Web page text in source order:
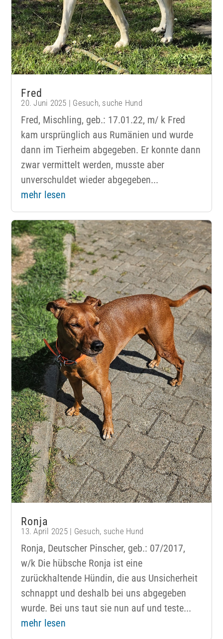
Fred
20. Juni 2025 | Gesuch, suche Hund
Fred, Mischling, geb.: 17.01.22, m/ k Fred
kam ursprünglich aus Rumänien und wurde
dann im Tierheim abgegeben. Er konnte dann
zwar vermittelt werden, musste aber
unverschuldet wieder abgegeben...
mehr lesen
Ronja
13. April 2025| Gesuch, suche Hund
Ronja, Deutscher Pinscher, geb.: 07/2017,
w/k Die hübsche Ronja ist eine
zurückhaltende Hündin, die aus Unsicherheit
schnappt und deshalb bei uns abgegeben
wurde. Bei uns taut sie nun auf und teste...
mehr lesen